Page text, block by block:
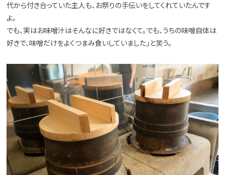
代から付き合っていた主人も、お祭りの手伝いをしてくれていたんです
よ。
でも、実はお味噌汁はそんなに好きではなくて。でも、うちの味噌自体は
好きで、味噌だけをよくつまみ食いしていました」と笑う。